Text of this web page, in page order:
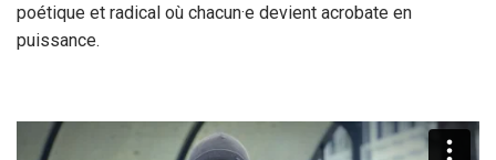
poétique et radical où chacun·e devient acrobate en
puissance.